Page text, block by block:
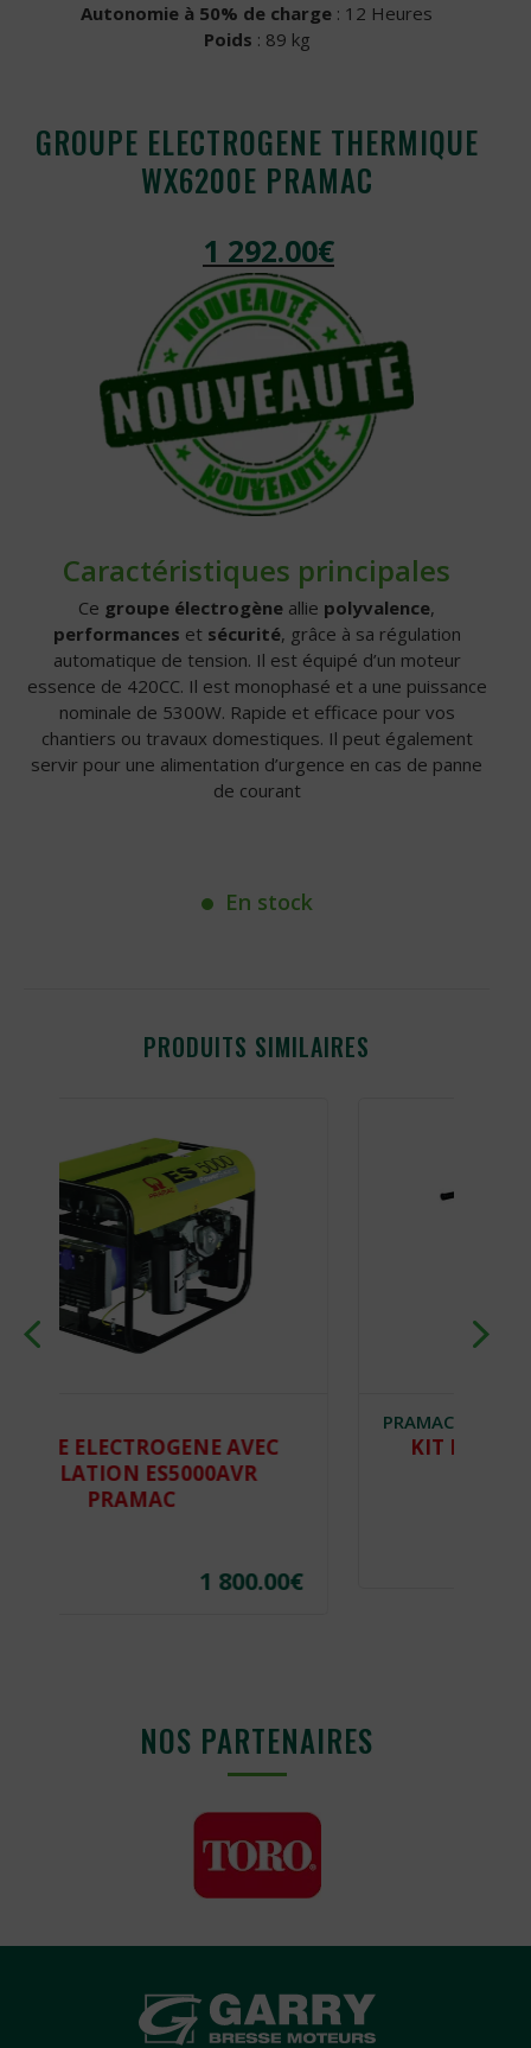
Autonomie à 50% de charge : 12 Heures
Poids : 89 kg
GROUPE ELECTROGENE THERMIQUE
WX6200E PRAMAC
1 292.00€
Caractéristiques principales
Ce groupe électrogène allie polyvalence,
performances et sécurité, grâce à sa régulation
automatique de tension. Il est équipé d’un moteur
essence de 420CC. Il est monophasé et a une puissance
nominale de 5300W. Rapide et efficace pour vos
chantiers ou travaux domestiques. Il peut également
servir pour une alimentation d’urgence en cas de panne
de courant
En stock
PRODUITS SIMILAIRES
AVEC
KIT BROUETTE SÉRIE E OU ES
NOS PARTENAIRES